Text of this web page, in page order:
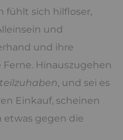
fühlt sich hilfloser,
und
und ihre
Hinauszugehen
, und sei es
Einkauf, scheinen
etwas gegen die